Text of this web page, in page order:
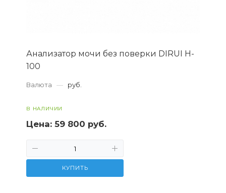
Анализатор мочи без поверки DIRUI H-
100
Валюта — руб.
В НАЛИЧИИ
Цена: 59 800 руб.
КУПИТЬ